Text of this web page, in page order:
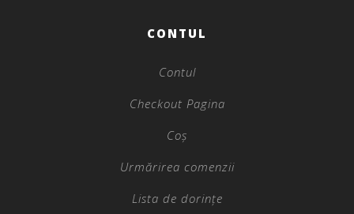
CONTUL
Contul
Checkout Pagina
Coș
Urmărirea comenzii
Lista de dorințe